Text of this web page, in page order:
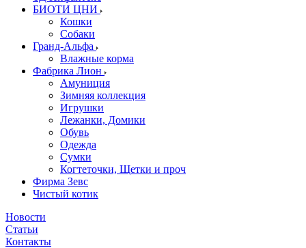
БИОТИ ЦНИ
Кошки
Собаки
Гранд-Альфа
Влажные корма
Фабрика Лион
Амуниция
Зимняя коллекция
Игрушки
Лежанки, Домики
Обувь
Одежда
Сумки
Когтеточки, Щетки и проч
Фирма Зевс
Чистый котик
Новости
Статьи
Контакты